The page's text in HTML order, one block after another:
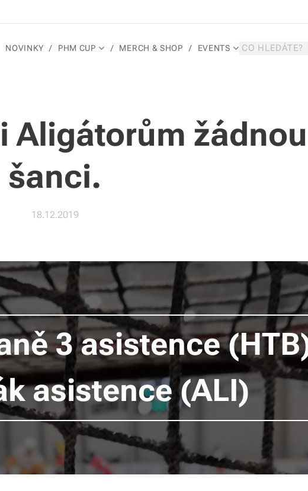
NOVINKY PHM CUP MERCH & SHOP EVENTS
Aligátorům žádnou
šanci.
18.12.2019
3 asistence
asistence (ALI)